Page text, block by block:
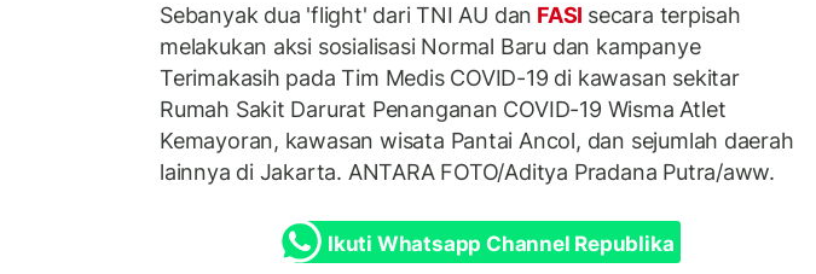
Sebanyak dua 'flight' dari TNI AU dan FASI secara terpisah
melakukan aksi sosialisasi Normal Baru dan kampanye
Terimakasih pada Tim Medis COVID-19 di kawasan sekitar
Rumah Sakit Darurat Penanganan COVID-19 Wisma Atlet
Kemayoran, kawasan wisata Pantai Ancol, dan sejumlah daerah
lainnya di Jakarta. ANTARA FOTO/Aditya Pradana Putra/aww.
Ikuti Whatsapp Channel Republika